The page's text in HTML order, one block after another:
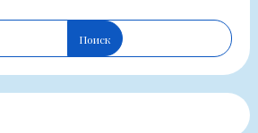
Поиск